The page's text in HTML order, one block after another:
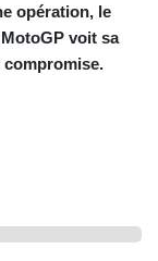
CRC 453.228387
CUC 1
CUP 26.5
EGP 49.555853
opération, le
voit sa